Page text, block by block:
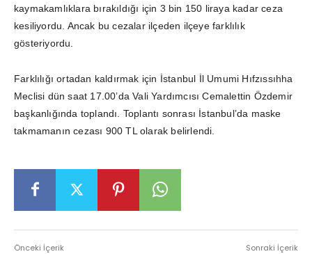
kaymakamlıklara bırakıldığı için 3 bin 150 liraya kadar ceza
kesiliyordu. Ancak bu cezalar ilçeden ilçeye farklılık
gösteriyordu.
Farklılığı ortadan kaldırmak için İstanbul İl Umumi Hıfzıssıhha
Meclisi dün saat 17.00’da Vali Yardımcısı Cemalettin Özdemir
başkanlığında toplandı. Toplantı sonrası İstanbul’da maske
takmamanın cezası 900 TL olarak belirlendi.
Önceki İçerik Sonraki İçerik